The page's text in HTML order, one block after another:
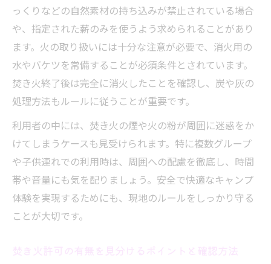
っくりなどの自然素材の持ち込みが禁止されている場合
や、指定された薪のみを使うよう求められることがあり
ます。火の取り扱いには十分な注意が必要で、消火用の
水やバケツを常備することが必須条件とされています。
焚き火終了後は完全に消火したことを確認し、炭や灰の
処理方法もルールに従うことが重要です。
利用者の中には、焚き火の煙や火の粉が周囲に迷惑をか
けてしまうケースも見受けられます。特に複数グループ
や子供連れでの利用時は、周囲への配慮を徹底し、時間
帯や音量にも気を配りましょう。安全で快適なキャンプ
体験を実現するためにも、現地のルールをしっかり守る
ことが大切です。